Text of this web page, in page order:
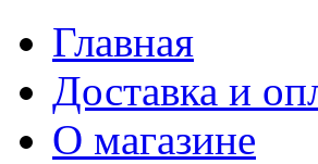
Главная
Доставка и
О магазине